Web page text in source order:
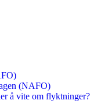
(NAFO)
å vite om flyktninger?